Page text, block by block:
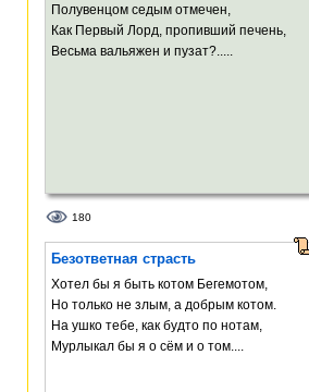
Полувенцом седым отмечен,
Как Первый Лорд, пропивший печень,
Весьма вальяжен и пузат?.....
180
Безответная страсть
Хотел бы я быть котом Бегемотом,
Но только не злым, а добрым котом.
На ушко тебе, как будто по нотам,
Мурлыкал бы я о сём и о том....